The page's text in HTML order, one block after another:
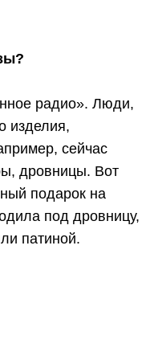
радио». Люди,
изделия,
сейчас
дровницы. Вот
подарок на
под дровницу,
патиной.